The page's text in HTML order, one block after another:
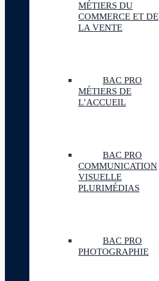
MÉTIERS DU
COMMERCE ET DE
LA VENTE
BAC PRO
MÉTIERS DE
L’ACCUEIL
BAC PRO
COMMUNICATION
VISUELLE
PLURIMÉDIAS
BAC PRO
PHOTOGRAPHIE